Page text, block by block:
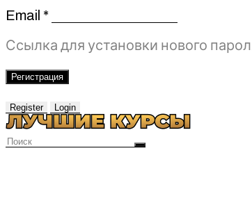
Email *Обязательно
Ссылка для установки нового
Регистрация
Register Login